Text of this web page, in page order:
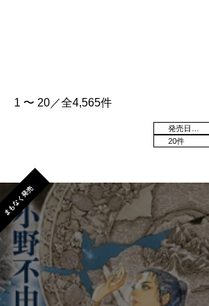
1 〜 20／全4,565件
20件
まもなく発売